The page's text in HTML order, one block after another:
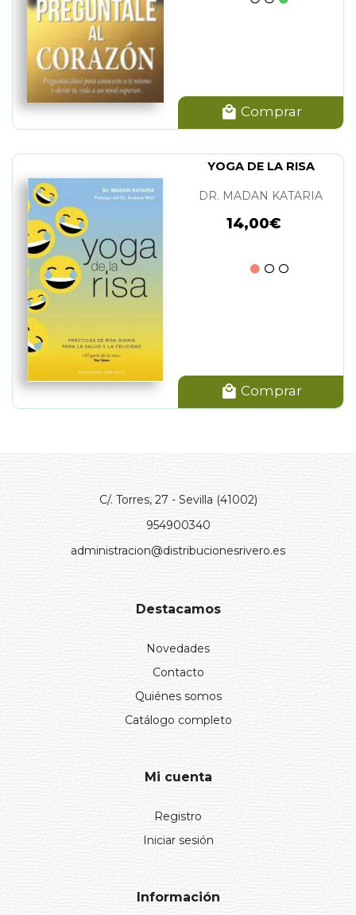
Comprar
YOGA DE LA RISA
DR. MADAN KATARIA
14,00€
Comprar
C/. Torres, 27 - Sevilla (41002)
954900340
administracion@distribucionesrivero.es
Destacamos
Novedades
Contacto
Quiénes somos
Catálogo completo
Mi cuenta
Registro
Iniciar sesión
Información